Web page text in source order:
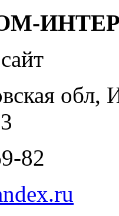
обл,
82